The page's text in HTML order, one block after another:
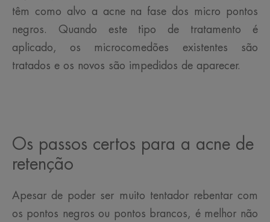
têm como alvo a acne na fase dos micro pontos
negros. Quando este tipo de tratamento é
aplicado, os microcomedões existentes são
tratados e os novos são impedidos de aparecer.
Os passos certos para a acne de
retenção
Apesar de poder ser muito tentador rebentar com
os pontos negros ou pontos brancos, é melhor não